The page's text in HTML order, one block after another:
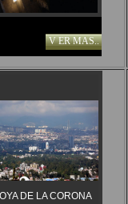
V ER MAS..
DE LA CORONA